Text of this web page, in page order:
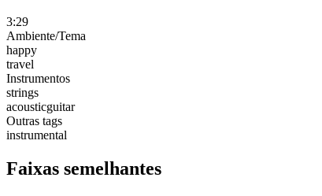
3:29
Ambiente/Tema
happy
travel
Instrumentos
strings
acousticguitar
Outras tags
instrumental
Faixas semelhantes